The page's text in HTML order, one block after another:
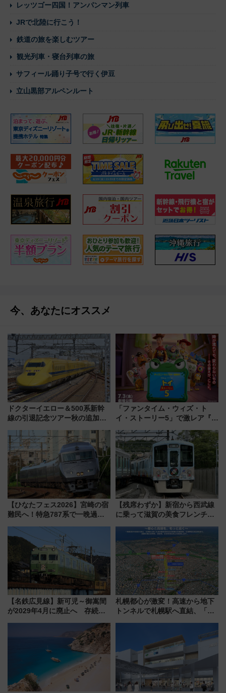
レッツゴー四国！アンパンマン列車
JRで北陸に行こう！
鉄道の旅を楽しむツアー
観光列車・寝台列車の旅
サフィール踊り子号で行く伊豆
立山黒部アルペンルート
今、あなたにオススメ
ドクターイエロー＆500系新幹
線の引退記念ツアー秋の追加企
ホテル情報まとめ
「ファンタイム・ウィズ・ト
イ・ストーリー5」で激レア『ロ
デコレーションも徹底解説
【ひなたフェス2026】宮崎の宿
難民へ！特急787系で一晩過ご
ローおひさま」が救世主に？
【残席わずか】新宿から西武線
に乗って滋賀の美食フレンチを
「52席の至福」で味わう近江牛
や伝統文化の特別コラボ
【名鉄広見線】新可児～御嵩間
が2029年4月に廃止へ 存続協
札幌都心が激変！高速から地下
トンネルで札幌駅へ直結、「創